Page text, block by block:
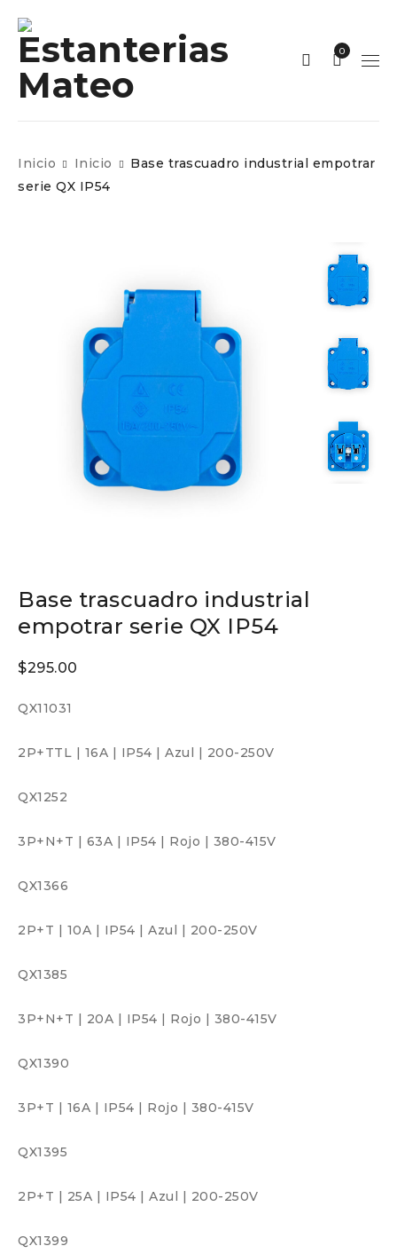
0
Inicio Inicio
Base trascuadro industrial empotrar
serie QX IP54
Base trascuadro industrial
empotrar serie QX IP54
$295.00
QX11031
2P+TTL | 16A | IP54 | Azul | 200-250V
QX1252
3P+N+T | 63A | IP54 | Rojo | 380-415V
QX1366
2P+T | 10A | IP54 | Azul | 200-250V
QX1385
3P+N+T | 20A | IP54 | Rojo | 380-415V
QX1390
3P+T | 16A | IP54 | Rojo | 380-415V
QX1395
2P+T | 25A | IP54 | Azul | 200-250V
QX1399